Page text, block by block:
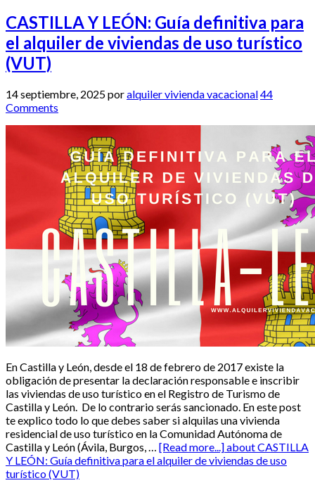
CASTILLA Y LEÓN: Guía definitiva para
el alquiler de viviendas de uso turístico
(VUT)
14 septiembre, 2025poralquiler vivienda vacacional44
Comments
En Castilla y León, desde el 18 de febrero de 2017 existe la
obligación de presentar la declaración responsable e inscribir
las viviendas de uso turístico en el Registro de Turismo de
Castilla y León. De lo contrario serás sancionado. En este post
te explico todo lo que debes saber si alquilas una vivienda
residencial de uso turístico en la Comunidad Autónoma de
Castilla y León (Ávila, Burgos, … [Read more...]about CASTILLA
Y LEÓN: Guía definitiva para el alquiler de viviendas de uso
turístico (VUT)